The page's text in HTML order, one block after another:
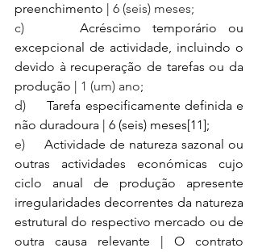
preenchimento | 6 (seis) meses;
c) Acréscimo temporário ou
excepcional de actividade, incluindo o
devido à recuperação de tarefas ou da
produção | 1 (um) ano;
d) Tarefa especificamente definida e
não duradoura | 6 (seis) meses[11];
e) Actividade de natureza sazonal ou
outras actividades económicas cujo
ciclo anual de produção apresente
irregularidades decorrentes da natureza
estrutural do respectivo mercado ou de
outra causa relevante | O contrato